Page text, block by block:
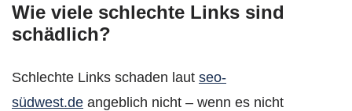
Wie viele schlechte Links sind
schädlich?
Schlechte Links schaden laut seo-
südwest.de angeblich nicht – wenn es nicht